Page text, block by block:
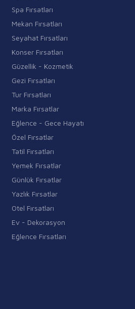
Spa Fırsatları
Mekan Fırsatları
Seyahat Fırsatları
Konser Fırsatları
Güzellik - Kozmetik
Gezi Fırsatları
Tur Fırsatları
Marka Fırsatlar
Eğlence - Gece Hayatı
Özel Fırsatlar
Tatil Fırsatları
Yemek Fırsatlar
Günlük Fırsatlar
Yazlık Fırsatlar
Otel Fırsatları
Ev - Dekorasyon
Eğlence Fırsatları